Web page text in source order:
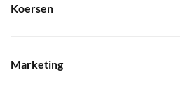
Koersen
Marketing